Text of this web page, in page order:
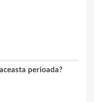
perioada?